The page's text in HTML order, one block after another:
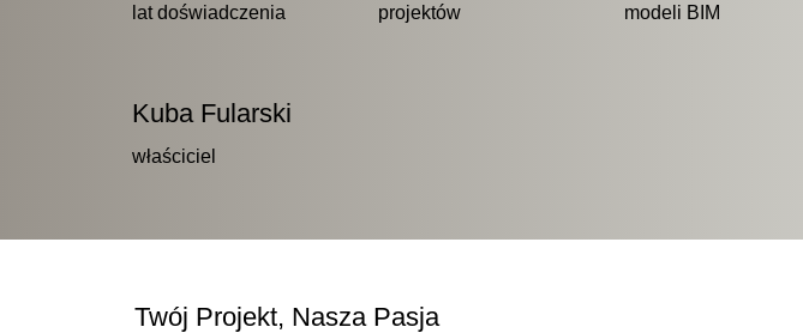
lat doświadczenia projektów modeli BIM
Kuba Fularski
właściciel
Twój Projekt, Nasza Pasja